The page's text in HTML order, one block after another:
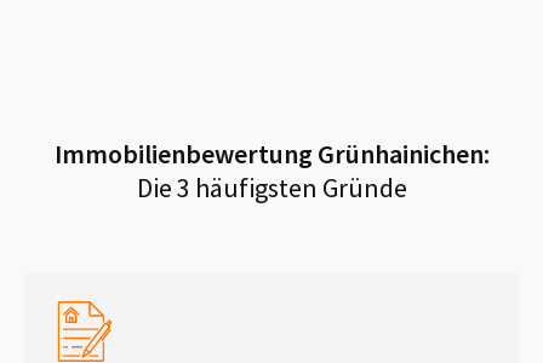
Immobilienbewertung Grünhainichen:
Die 3 häufigsten Gründe